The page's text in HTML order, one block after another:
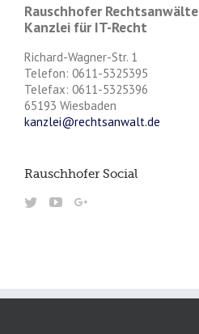
Rauschhofer Rechtsanwälte
Kanzlei für IT-Recht
Richard-Wagner-Str. 1
Telefon: 0611-5325395
Telefax: 0611-5325396
65193 Wiesbaden
kanzlei@rechtsanwalt.de
Rauschhofer Social